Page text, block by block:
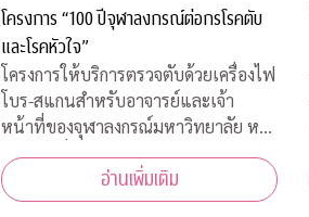
โครงการ “100 ปีจุฬาลงกรณ์ต่อกรโรคตับ
และโรคหัวใจ”
โครงการให้บริการตรวจตับด้วยเครื่องไฟ
โบร-สแกนสำหรับอาจารย์และเจ้า
หน้าที่ของจุฬาลงกรณ์มหาวิทยาลัย หรือ
เจ้าหน้าที่โรงพยาบาลจุฬาลงกรณ์
สภากาชาดไทย ระหว่างวันที่ 16-18
มีนาคม 2563 เวลา 08.00-15.00 ณ
อ่านเพิ่มเติม